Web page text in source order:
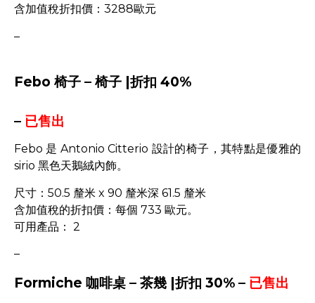
含加值稅折扣價：3288歐元
–
Febo 椅子 – 椅子 |折扣 40%
– 已售出
Febo 是 Antonio Citterio 設計的椅子，其特點是優雅的
sirio 黑色天鵝絨內飾。
尺寸：50.5 釐米 x 90 釐米深 61.5 釐米
含加值稅的折扣價：每個 733 歐元。
可用產品： 2
–
Formiche 咖啡桌 – 茶幾 |折扣 30% – 已售出